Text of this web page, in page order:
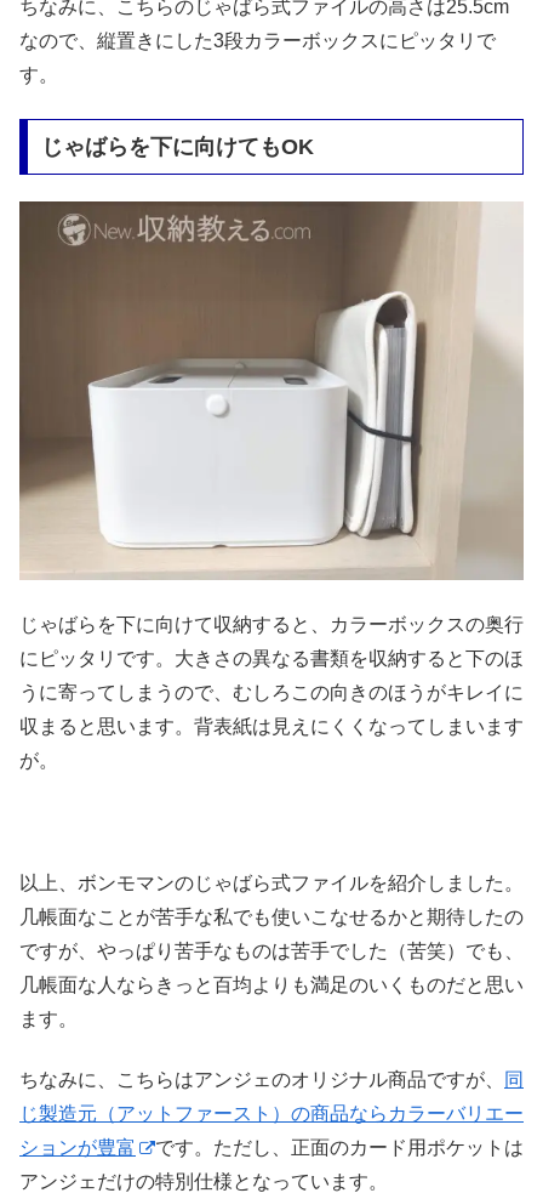
ちなみに、こちらのじゃばら式ファイルの高さは25.5cm
なので、縦置きにした3段カラーボックスにピッタリで
す。
じゃばらを下に向けてもOK
じゃばらを下に向けて収納すると、カラーボックスの奥行
にピッタリです。大きさの異なる書類を収納すると下のほ
うに寄ってしまうので、むしろこの向きのほうがキレイに
収まると思います。背表紙は見えにくくなってしまいます
が。
以上、ボンモマンのじゃばら式ファイルを紹介しました。
几帳面なことが苦手な私でも使いこなせるかと期待したの
ですが、やっぱり苦手なものは苦手でした（苦笑）でも、
几帳面な人ならきっと百均よりも満足のいくものだと思い
ます。
ちなみに、こちらはアンジェのオリジナル商品ですが、
同
じ製造元（アットファースト）の商品ならカラーバリエー
ションが豊富
です。ただし、正面のカード用ポケットは
アンジェだけの特別仕様となっています。